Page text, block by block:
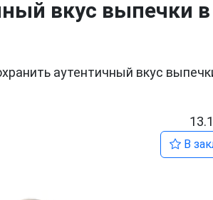
вкус выпечки в
аутентичный вкус
В